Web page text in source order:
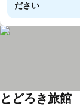
ださい
とどろき旅館